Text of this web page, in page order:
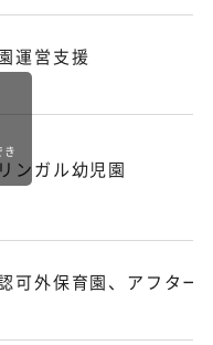
運営支援
ンガル幼児園
可外保育園、アフター